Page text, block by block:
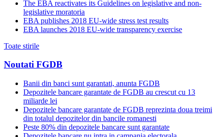
The EBA reactivates its Guidelines on legislative and non-
legislative moratoria
EBA publishes 2018 EU-wide stress test results
EBA launches 2018 EU-wide transparency exercise
Toate stirile
Noutati FGDB
Banii din banci sunt garantati, anunta FGDB
Depozitele bancare garantate de FGDB au crescut cu 13
miliarde lei
Depozitele bancare garantate de FGDB reprezinta doua treimi
din totalul depozitelor din bancile romanesti
Peste 80% din depozitele bancare sunt garantate